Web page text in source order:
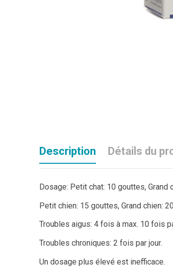
Description Détails du
Dosage: Petit chat: 10 gouttes, Grand
Petit chien: 15 gouttes, Grand chien:
Troubles aigus: 4 fois à max. 10 fois
Troubles chroniques: 2 fois par jour.
Un dosage plus élevé est inefficace.